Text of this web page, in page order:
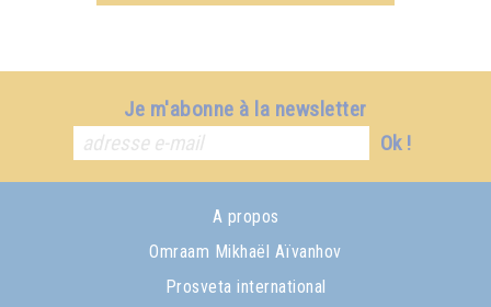
Je m'abonne à la newsletter
Ok !
A propos
Omraam Mikhaël Aïvanhov
Prosveta international